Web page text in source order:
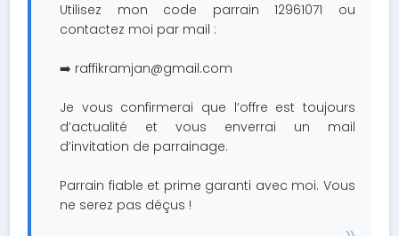
Utilisez mon code parrain 12961071 ou
contactez moi par mail :
➡️ raffikramjan@gmail.com
Je vous confirmerai que l’offre est toujours
d’actualité et vous enverrai un mail
d’invitation de parrainage.
Parrain fiable et prime garanti avec moi. Vous
ne serez pas déçus !